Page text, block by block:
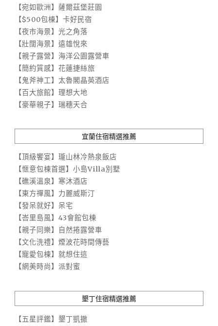
【宛如歐洲】薩爾茲堡莊園
【$500包棟】卡好民宿
【夜市海景】光之角落
【壯闊海景】遠雄悅來
【親子露營】海洋公園露營車
【簡約質感】花蓮捷絲旅
【鬼斧神工】太魯閣晶英酒店
【百大旅館】理想大地
【豪華親子】瑞穗天合
宜蘭住宿精選推薦
【頂級饗宴】瓏山林冷熱泉飯店
【愜意包棟首選】小島Villa別墅
【礁溪溫泉】寒沐酒店
【東方禪風】力麗威斯汀
【發呆就好】呆宅
【峇里島風】43會館包棟
【親子同樂】自然捲露營車
【文化洗禮】煙波花時間傳藝
【寵愛包棟】就想住這
【網美時尚】派對蜜
墾丁住宿精選推薦
【五星評鑑】墾丁凱撒